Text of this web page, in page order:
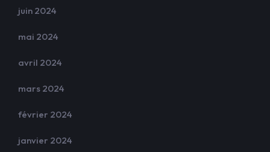
juin 2024
mai 2024
avril 2024
mars 2024
février 2024
janvier 2024